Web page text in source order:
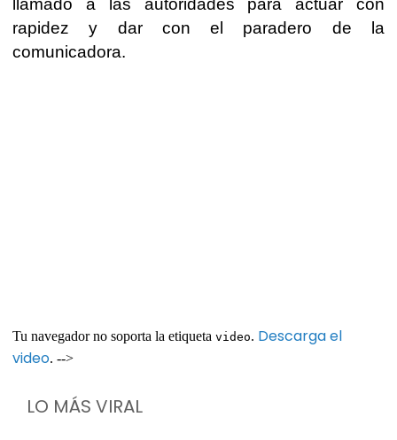
rapidez y dar con el paradero de la
comunicadora.
Tu navegador no soporta la etiqueta video. Descarga el
video. -->
LO MÁS VIRAL